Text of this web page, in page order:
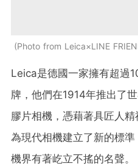
Photo from Leica×LINE
Leica是德國一家擁有超過
牌，他們在1914年推出了
膠片相機，憑藉著具匠人精
為現代相機建立了新的標
機界有著屹立不搖的名聲。